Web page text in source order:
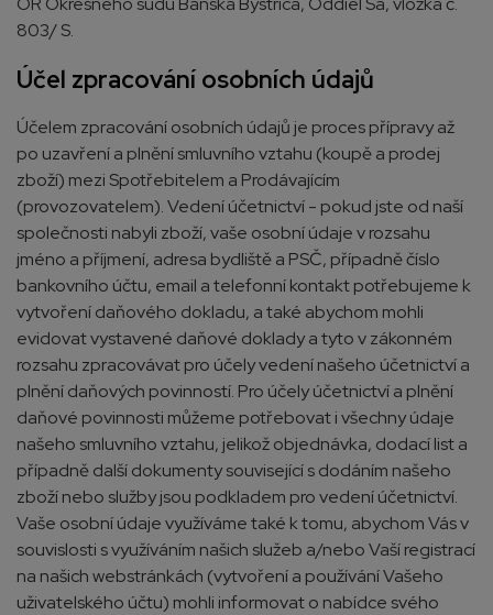
803/ S.
Účel zpracování osobních údajů
Účelem zpracování osobních údajů je proces přípravy až
po uzavření a plnění smluvního vztahu (koupě a prodej
zboží) mezi Spotřebitelem a Prodávajícím
(provozovatelem). Vedení účetnictví - pokud jste od naší
společnosti nabyli zboží, vaše osobní údaje v rozsahu
jméno a příjmení, adresa bydliště a PSČ, případně číslo
bankovního účtu, email a telefonní kontakt potřebujeme k
vytvoření daňového dokladu, a také abychom mohli
evidovat vystavené daňové doklady a tyto v zákonném
rozsahu zpracovávat pro účely vedení našeho účetnictví a
plnění daňových povinností. Pro účely účetnictví a plnění
daňové povinnosti můžeme potřebovat i všechny údaje
našeho smluvního vztahu, jelikož objednávka, dodací list a
případně další dokumenty související s dodáním našeho
zboží nebo služby jsou podkladem pro vedení účetnictví.
Vaše osobní údaje využíváme také k tomu, abychom Vás v
souvislosti s využíváním našich služeb a/nebo Vaší registrací
na našich webstránkách (vytvoření a používání Vašeho
uživatelského účtu) mohli informovat o nabídce svého